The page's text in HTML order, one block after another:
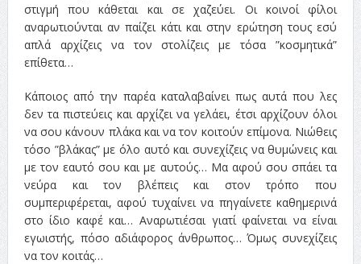
στιγμή που κάθεται και σε χαζεύει. Οι κοινοί φίλοι
αναρωτιούνται αν παίζει κάτι και στην ερώτηση τους εσύ
απλά αρχίζεις να τον στολίζεις με τόσα ”κοσμητικά”
επίθετα…
Κάποιος από την παρέα καταλαβαίνει πως αυτά που λες
δεν τα πιστεύεις και αρχίζει να γελάει, έτσι αρχίζουν όλοι
να σου κάνουν πλάκα και να τον κοιτούν επίμονα. Νιώθεις
τόσο ”βλάκας” με όλο αυτό και συνεχίζεις να θυμώνεις και
με τον εαυτό σου και με αυτούς… Μα αφού σου σπάει τα
νεύρα και τον βλέπεις και στον τρόπο που
συμπεριφέρεται, αφού τυχαίνει να πηγαίνετε καθημερινά
στο ίδιο καφέ και… Αναρωτιέσαι γιατί φαίνεται να είναι
εγωιστής, πόσο αδιάφορος άνθρωπος… Όμως συνεχίζεις
να τον κοιτάς…